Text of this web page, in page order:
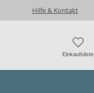
Hilfe & Kontakt
Einkaufsliste